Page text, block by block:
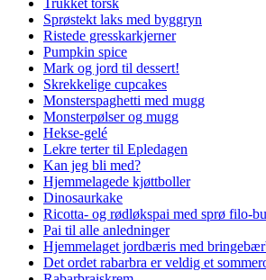
Sprøstekt laks med byggryn
Ristede gresskarkjerner
Pumpkin spice
Mark og jord til dessert!
Skrekkelige cupcakes
Monsterspaghetti med mugg
Monsterpølser og mugg
Hekse-gelé
Lekre terter til Epledagen
Kan jeg bli med?
Hjemmelagede kjøttboller
Dinosaurkake
Ricotta- og rødløkspai med sprø filo-
Pai til alle anledninger
Hjemmelaget jordbæris med
Det ordet rabarbra er veldig et